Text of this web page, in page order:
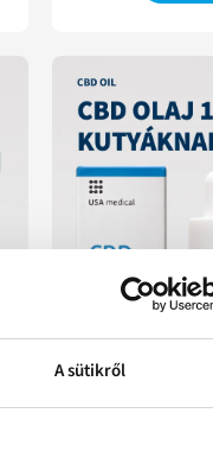
A sütikről